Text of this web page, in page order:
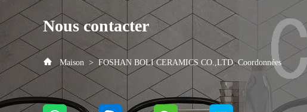
Nous contacter
Maison > FOSHAN BOLI CERAMICS CO.,LTD. Coordonnées